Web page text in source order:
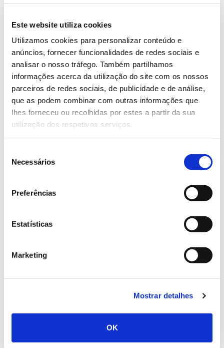
Este website utiliza cookies
Utilizamos cookies para personalizar conteúdo e
anúncios, fornecer funcionalidades de redes sociais e
analisar o nosso tráfego. Também partilhamos
informações acerca da utilização do site com os nossos
parceiros de redes sociais, de publicidade e de análise,
que as podem combinar com outras informações que
lhes forneceu ou recolhidas por estes a partir da sua
utilização dos respetivos serviços.
Necessários
Preferências
Estatísticas
Marketing
Mostrar detalhes
OK
em estilha (WC);
– confirmar a utilização de sulcos ao longo das
linhas de declive (que aumentam as taxas de
infiltração de água e diminuem o escoamento) como
medida de diminuição da erosão pós-fogo;
– medir os efeitos benéficos das técnicas anteriores
no solo e nas plantas;
– analisar os efeitos nos esforços de reflorestação,
assim como na regeneração natural e biodiversidade;
demonstrações no campo.
Equipa
Desenvolvimento de Ciências, RAIZ – Instituto de
Agricultura e Silvicultura Lda, CE3C – Centro de
Ecologia, Evolução e Alterações Ambientais |
Aveiro, BioISI – Instituto de Biosistemas & Ciências
Concluído em 2021